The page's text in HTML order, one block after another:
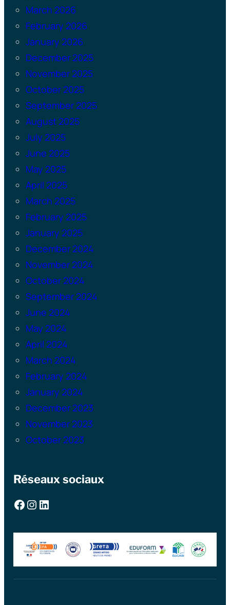
March 2026
February 2026
January 2026
December 2025
November 2025
October 2025
September 2025
August 2025
July 2025
June 2025
May 2025
April 2025
March 2025
February 2025
January 2025
December 2024
November 2024
October 2024
September 2024
June 2024
May 2024
April 2024
March 2024
February 2024
January 2024
December 2023
November 2023
October 2023
Réseaux sociaux
Facebook Instagram LinkedIn